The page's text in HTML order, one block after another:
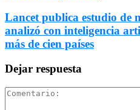
Lancet publica estudio de
analizó con inteligencia
más de cien países
Dejar respuesta